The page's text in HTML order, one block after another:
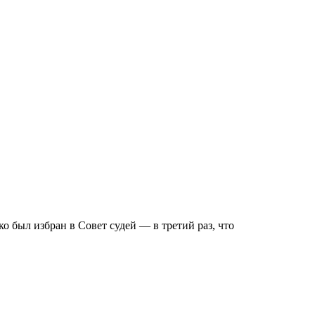
был избран в Совет судей — в третий раз, что